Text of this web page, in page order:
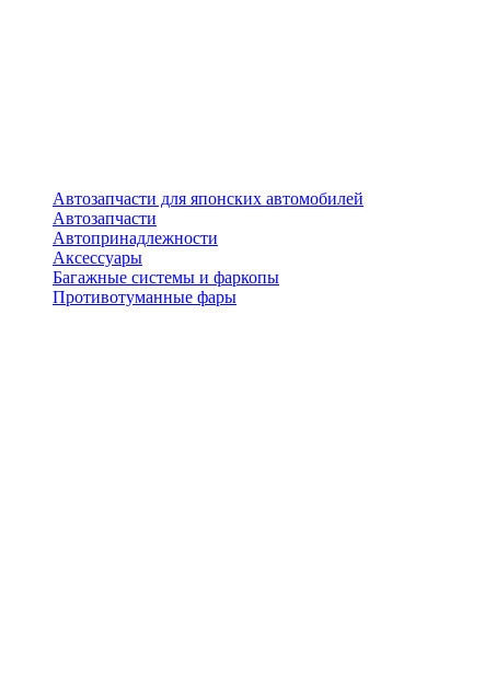
Автозапчасти для японских автомобилей
Автозапчасти
Автопринадлежности
Аксессуары
Багажные системы и фаркопы
Противотуманные фары